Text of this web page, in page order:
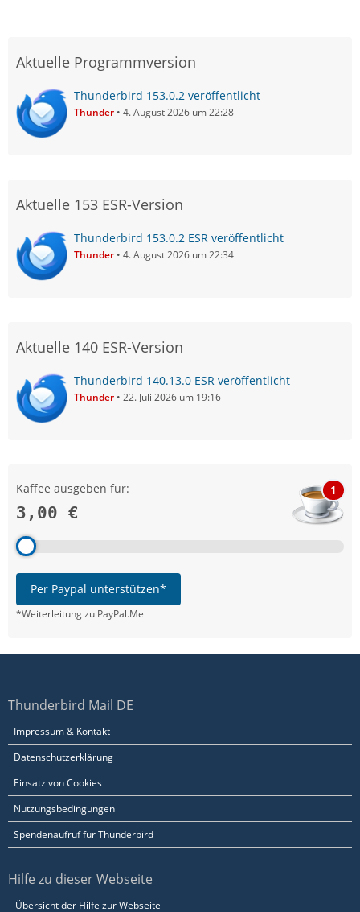
Aktuelle Programmversion
Thunderbird 153.0.2 veröffentlicht
Thunder 4. August 2026 um 22:28
Aktuelle 153 ESR-Version
Thunderbird 153.0.2 ESR veröffentlicht
Thunder 4. August 2026 um 22:34
Aktuelle 140 ESR-Version
Thunderbird 140.13.0 ESR veröffentlicht
Thunder 22. Juli 2026 um 19:16
Kaffee ausgeben für:
3,00 €
1
Per Paypal unterstützen*
*Weiterleitung zu PayPal.Me
Thunderbird Mail DE
Impressum & Kontakt
Datenschutzerklärung
Einsatz von Cookies
Nutzungsbedingungen
Spendenaufruf für Thunderbird
Hilfe zu dieser Webseite
Übersicht der Hilfe zur Webseite